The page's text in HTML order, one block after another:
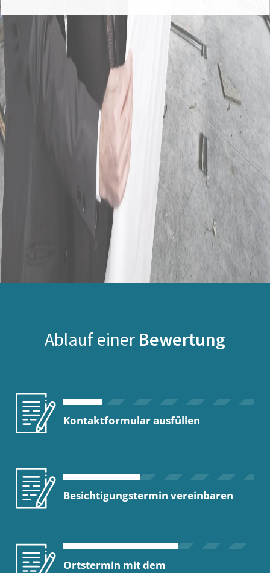
Ablauf einer Bewertung
Kontaktformular ausfüllen
Besichtigungstermin vereinbaren
Ortstermin mit dem